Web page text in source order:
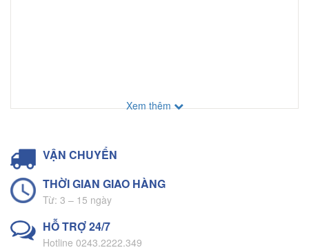
Xem thêm
VẬN CHUYỂN
THỜI GIAN GIAO HÀNG
Từ: 3 – 15 ngày
HỖ TRỢ 24/7
Hotline 0243.2222.349